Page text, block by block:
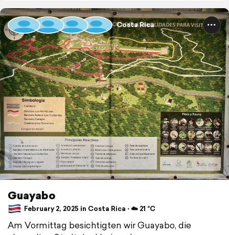
Costa Rica
Guayabo
February 2, 2025 in Costa Rica ⋅ ☁️ 21 °C
Am Vormittag besichtigten wir Guayabo, die